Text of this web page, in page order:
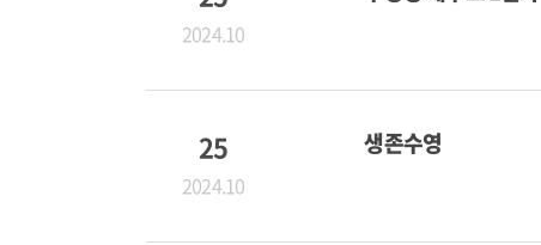
2024.10
25
2024.10
생존수영